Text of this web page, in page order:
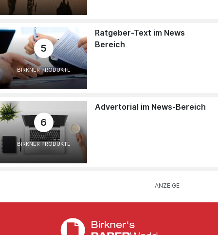
5
BIRKNER PRODUKTE
Ratgeber-Text im News
Bereich
6
BIRKNER PRODUKTE
Advertorial im News-Bereich